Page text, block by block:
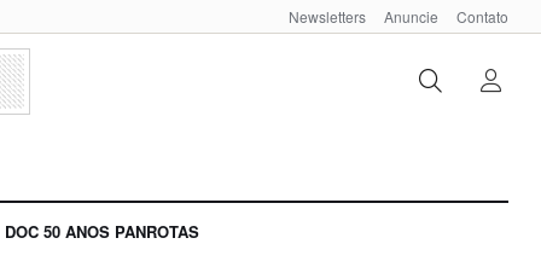
Newsletters Anuncie Contato
DOC 50 ANOS PANROTAS